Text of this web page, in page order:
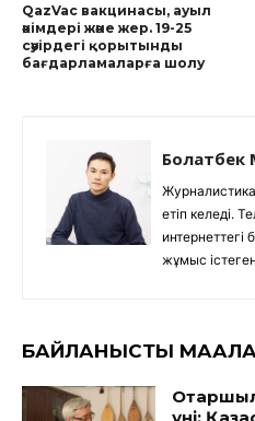
QazVac вакцинасы, ауыл
әкімдері және жер. 19-25
сәуірдегі қорытынды
бағдарламаларға шолу
Болатбек
етіп келеді.
жұмыс
БАЙЛАНЫСТЫ
Отаршыл